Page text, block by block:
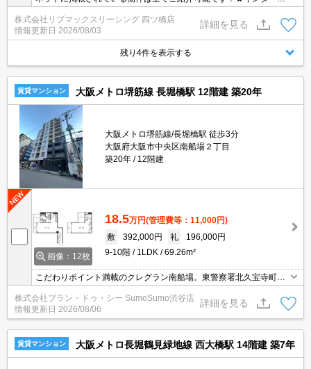
ット・Wi-Fi無料★初期費用クレジット決済可能★心斎橋や本町が徒
歩圏内で都会のど真ん中★追い焚き機能や床暖房など設備充実のハ
イグレードマンションです♪
株式会社リブマックスリーシング 四ツ橋店
情報更新日 2026/08/03
詳細を見る
残り4件を表示する
賃貸マンション 大阪メトロ堺筋線 長堀橋駅 12階建 築20年
大阪メトロ堺筋線/長堀橋駅 徒歩3分
大阪府大阪市中央区南船場２丁目
築20年
12階建
画像：12枚
18.5万円(管理費等：11,000円)
敷
392,000円 礼
196,000円
9-10階
1LDK 69.26m²
こだわりポイント満載のクレグラン南船場。東警察署北久宝寺町交
番が近く(徒歩6分)にあって安心です。
株式会社プラン・ドゥ・シー SumoSumo渋谷店
情報更新日 2026/08/06
詳細を見る
賃貸マンション 大阪メトロ長堀鶴見緑地線 西大橋駅 14階建 築7年